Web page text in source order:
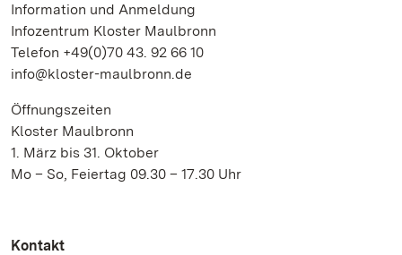
Information und Anmeldung
Infozentrum Kloster Maulbronn
Telefon +49(0)70 43. 92 66 10
info@kloster-maulbronn.de
Öffnungszeiten
Kloster Maulbronn
1. März bis 31. Oktober
Mo – So, Feiertag 09.30 – 17.30 Uhr
Kontakt